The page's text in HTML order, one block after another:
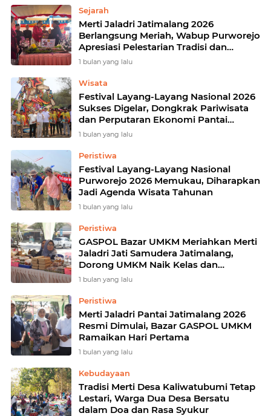
Sejarah
Merti Jaladri Jatimalang 2026
Berlangsung Meriah, Wabup Purworejo
Apresiasi Pelestarian Tradisi dan
Dongkrak Wisata Pantai Dewaruci
1 bulan yang lalu
Wisata
Festival Layang-Layang Nasional 2026
Sukses Digelar, Dongkrak Pariwisata
dan Perputaran Ekonomi Pantai
Ketawang
1 bulan yang lalu
Peristiwa
Festival Layang-Layang Nasional
Purworejo 2026 Memukau, Diharapkan
Jadi Agenda Wisata Tahunan
1 bulan yang lalu
Peristiwa
GASPOL Bazar UMKM Meriahkan Merti
Jaladri Jati Samudera Jatimalang,
Dorong UMKM Naik Kelas dan
Berinovasi
1 bulan yang lalu
Peristiwa
Merti Jaladri Pantai Jatimalang 2026
Resmi Dimulai, Bazar GASPOL UMKM
Ramaikan Hari Pertama
1 bulan yang lalu
Kebudayaan
Tradisi Merti Desa Kaliwatubumi Tetap
Lestari, Warga Dua Desa Bersatu
dalam Doa dan Rasa Syukur